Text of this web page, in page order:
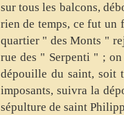
sur tous les balcons,
rien de temps, ce fut un
quartier " des Monts "
rue des " Serpenti " ;
dépouille du saint, soit
imposants, suivra la
sépulture de saint